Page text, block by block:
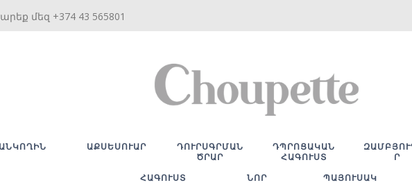
մեզ +374 43 565801
ԱՆԿՈՂԻՆ ԱՔՍԵՍՈՒԱՐ
ԴՈՒՐՍԳՐՄԱՆ
ԾՐԱՐ
ԴՊՐՈՑԱԿԱՆ
ՀԱԳՈՒՍՏ
Ր
ՀԱԳՈՒՍՏ ՆՈՐ ՊԱՅՈՒՍԱԿ